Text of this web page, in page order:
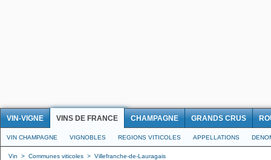
VIN-VIGNE VINS DE FRANCE CHAMPAGNE GRANDS CRUS
VIN CHAMPAGNE VIGNOBLES REGIONS VITICOLES APPELLATIONS
Vin > Communes viticoles > Villefranche-de-Lauragais